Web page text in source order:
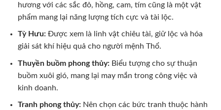
hương với các sắc đỏ, hồng, cam, tím cũng là một vật
phẩm mang lại năng lượng tích cực và tài lộc.
Tỳ Hưu:Được xem là linh vật chiêu tài, giữ lộc và hóa
giải sát khí hiệu quả cho người mệnh Thổ.
Thuyền buồm phong thủy:Biểu tượng cho sự thuận
buồm xuôi gió, mang lại may mắn trong công việc và
kinh doanh.
Tranh phong thủy:Nên chọn các bức tranh thuộc hành